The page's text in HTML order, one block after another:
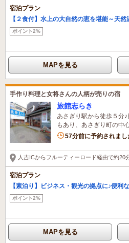
宿泊プラン
【２食付】水上の大自然の恵を堪能～天
ポイント2%
MAPを見る
手作り料理と女将さんの人柄が売りの宿
旅館志らき
あさぎり駅から徒歩５分
もあり、あさぎり町の中
57分前に予約されまし
人吉ICからフルーティーロード経由で約20
宿泊プラン
【素泊り】ビジネス・観光の拠点に♪便利
ポイント2%
MAPを見る